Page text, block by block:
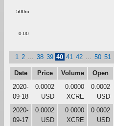
0.00
500m
1 2 38 39 40 41 42 50 51
Date Price Volume Open
2020-
09-18
0.0002
USD
0.0000
XCRE
0.0002
USD
2020-
09-17
0.0002
USD
0.0000
XCRE
0.0002
USD